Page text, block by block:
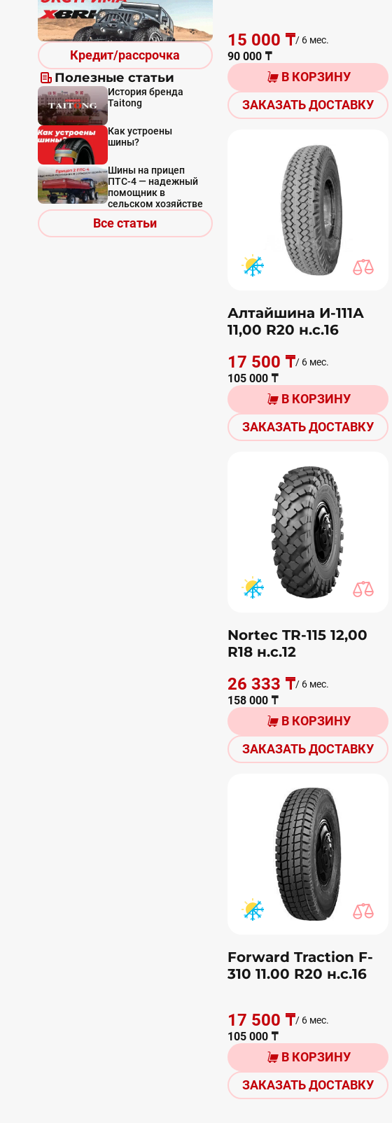
Кредит/рассрочка
Полезные статьи
История бренда
Taitong
Как устроены
шины?
Шины на прицеп
ПТС-4 — надежный
помощник в
сельском хозяйстве
Все статьи
15 000 ₸/ 6 мес.
90 000 ₸
В КОРЗИНУ
ЗАКАЗАТЬ ДОСТАВКУ
Алтайшина И-111А
11,00 R20 н.с.16
17 500 ₸/ 6 мес.
105 000 ₸
В КОРЗИНУ
ЗАКАЗАТЬ ДОСТАВКУ
Nortec TR-115 12,00
R18 н.с.12
26 333 ₸/ 6 мес.
158 000 ₸
В КОРЗИНУ
ЗАКАЗАТЬ ДОСТАВКУ
Forward Traction F-
310 11.00 R20 н.с.16
17 500 ₸/ 6 мес.
105 000 ₸
В КОРЗИНУ
ЗАКАЗАТЬ ДОСТАВКУ